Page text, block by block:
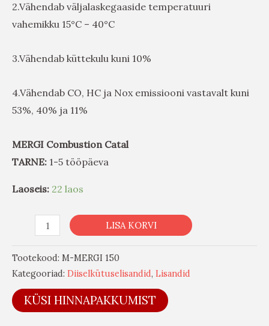
2.Vähendab väljalaskegaaside temperatuuri
vahemikku 15°C – 40°C
3.Vähendab küttekulu kuni 10%
4.Vähendab CO, HC ja Nox emissiooni vastavalt kuni
53%, 40% ja 11%
MERGI Combustion Catal
TARNE: 1-5 tööpäeva
Laoseis: 22 laos
LISA KORVI
Tootekood: M-MERGI 150
Kategooriad: Diiselkütuselisandid, Lisandid
KÜSI HINNAPAKKUMIST